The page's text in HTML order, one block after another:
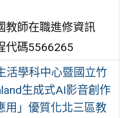
教師在職進修資訊
代碼5566265
活學科中心暨國立竹
生成式AI影音創作
用」優質化北三區教